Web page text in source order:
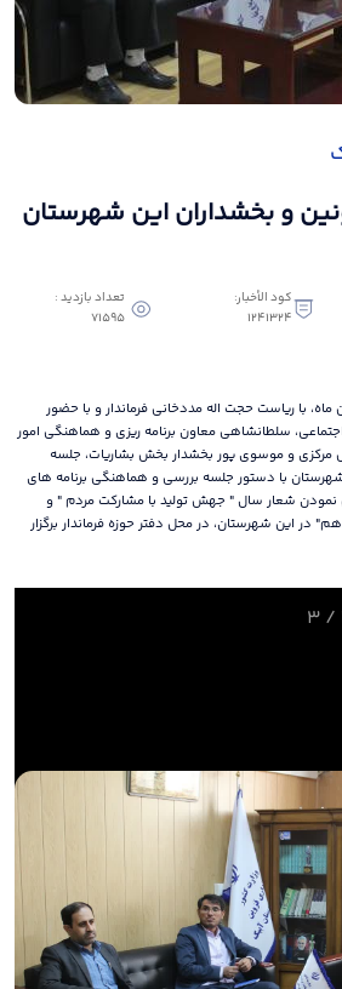
و بخشداران این شهرستان
كود الأخبار:
1241324
تعداد بازدید :
71595
با ریاست حجت اله مددخانی فرماندار و با حضور
سلطانشاهی معاون برنامه ریزی و هماهنگی امور
مرکزی و موسوی پور بخشدار بخش بشاریات، جلسه
با دستور جلسه بررسی و هماهنگی برنامه های
نمودن شعار سال " جهش تولید با مشارکت مردم " و
این شهرستان، در محل دفتر حوزه فرماندار برگزار
/
3